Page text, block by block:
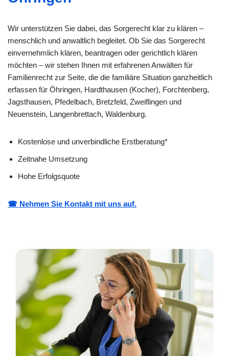
Wir unterstützen Sie dabei, das Sorgerecht klar zu klären –
menschlich und anwaltlich begleitet. Ob Sie das Sorgerecht
einvernehmlich klären, beantragen oder gerichtlich klären
möchten – wir stehen Ihnen mit erfahrenen Anwälten für
Familienrecht zur Seite, die die familiäre Situation ganzheitlich
erfassen für Öhringen, Hardthausen (Kocher), Forchtenberg,
Jagsthausen, Pfedelbach, Bretzfeld, Zweiflingen und
Neuenstein, Langenbrettach, Waldenburg.
Kostenlose und unverbindliche Erstberatung*
Zeitnahe Umsetzung
Hohe Erfolgsquote
☎ Nehmen Sie Kontakt mit uns auf.